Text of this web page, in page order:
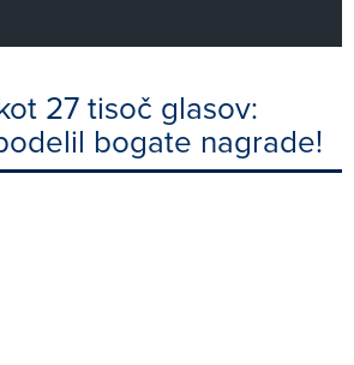
27 tisoč glasov:
bogate nagrade!